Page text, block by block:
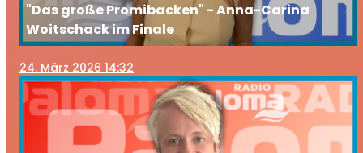
"Das große Promibacken" - Anna-Carina
Woitschack im Finale
24. März 2026 14:32